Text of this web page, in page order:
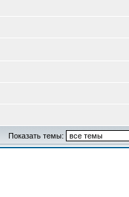
Показать темы: